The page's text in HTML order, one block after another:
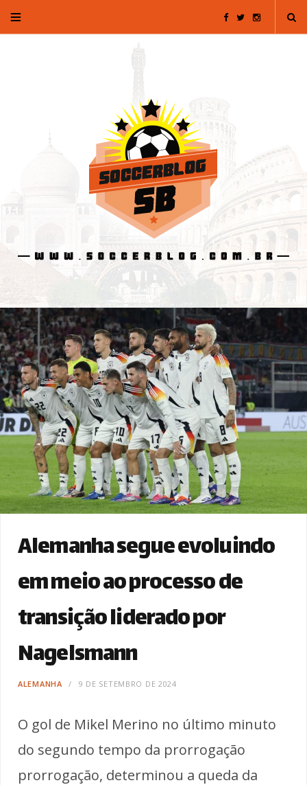
F T I
a
a
Alemanha segue evoluindo
em meio ao processo de
transição liderado por
Nagelsmann
ALEMANHA 9 DE SETEMBRO DE 2024
O gol de Mikel Merino no último minuto
do segundo tempo da prorrogação
prorrogação, determinou a queda da